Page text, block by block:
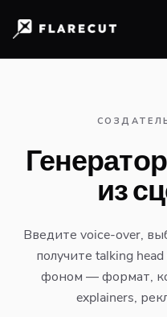
СОЗДАТЕЛЬ
из
Введите voice-over,
получите talking
фоном — формат,
explainers,